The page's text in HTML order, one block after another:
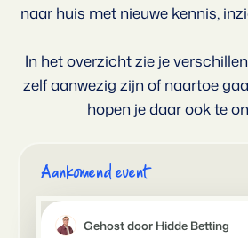
App Store
Business Intelligence
Maak betere keuzes op basis van data.
Bied transparantie aan eigenaren.
Website Integratie
Heb je al een website? Integratie is mogelijk.
Resorts
Campings
Kampeerplaatsen, glamping tenten en
Verhuurorganisaties
Exclusieve verhuur en resellers.
BEX Educate | NextGen
Blog
Lees over trends in de sector en krijg tips.
Kom in contact
BEX Overzicht
Voor campings
Overstappen naar BEX
NL
naar huis met nieuwe kennis,
In het overzicht zie je
zelf aanwezig zijn of naartoe
hopen je daar ook te
Aankomend event
Gehost door Hidde Betting